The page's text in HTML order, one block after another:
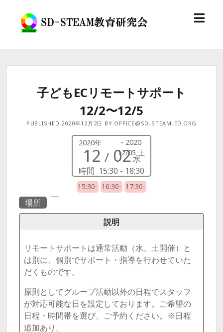
S
D
T
o
m
子どもECリモートサポート
12/2〜12/5
PUBLISHED 2020年12月2日 BY OFFICE@SD-STEAM-ED.ORG
2020年
12 / 02水
- 2020
12/05 土
時間 15:30 - 18:30
15:30- 16:30- 17:30-
場所
説明
リモートサポートは通常活動（水、土開催）と
は別に、個別でサポート・指導を行わせていた
だくものです。
原則としてグループ活動以外の日程でスタッフ
が対応可能な日を設定しております。ご希望の
日程・時間帯を選び、ご予約ください。※日程
追加あり。